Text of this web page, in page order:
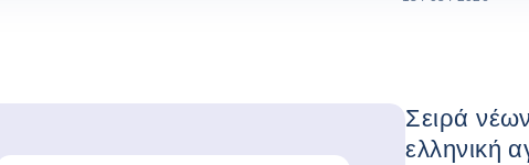
Σειρά
ελληνική